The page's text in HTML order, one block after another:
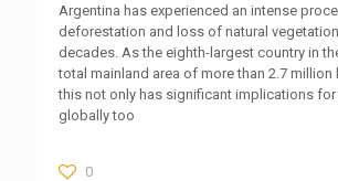
Argentina has experienced an intense
deforestation and loss of natural
decades. As the eighth-largest country in
total mainland area of more than 2.7 million
this not only has significant implications
globally too
0